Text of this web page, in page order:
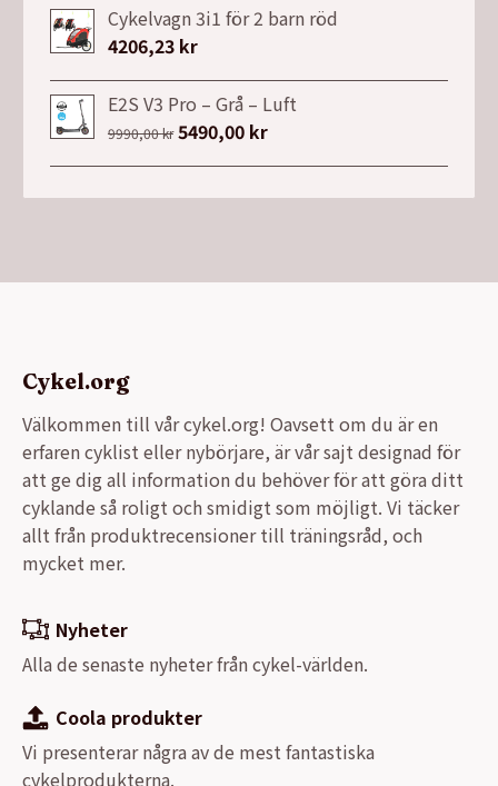
priset
var:
priset
Cykelvagn 3i1 för 2 barn röd
4206,23 kr
E2S V3 Pro – Grå – Luft
9990,00kr Det
5490,00 krDet
Cykel.org
Välkommen till vår cykel.org! Oavsett om du är en
erfaren cyklist eller nybörjare, är vår sajt designad för
att ge dig all information du behöver för att göra ditt
cyklande så roligt och smidigt som möjligt. Vi täcker
allt från produktrecensioner till träningsråd, och
mycket mer.
Nyheter
Alla de senaste nyheter från cykel-världen.
Coola produkter
Vi presenterar några av de mest fantastiska
cykelprodukterna.